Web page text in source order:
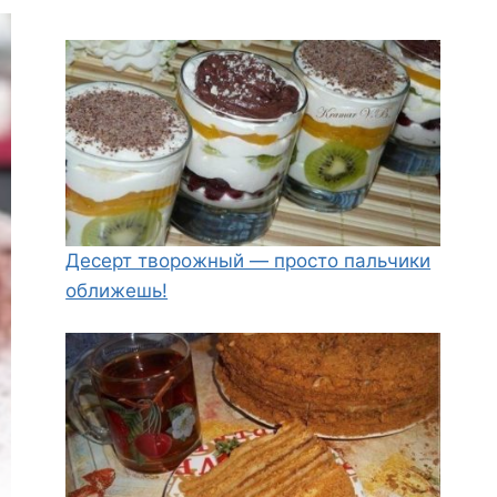
Десерт творожный — просто пальчики
оближешь!